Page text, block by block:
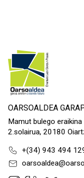
OARSOALDEA
Mamut bulego eraikina
2.solairua, 20180
+(34) 943 494